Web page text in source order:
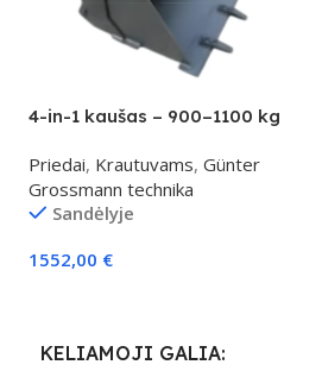
4-in-1 kaušas – 900–1100 kg
Priedai, Krautuvams, Günter
Grossmann technika
Sandėlyje
1552,00 €
KELIAMOJI GALIA